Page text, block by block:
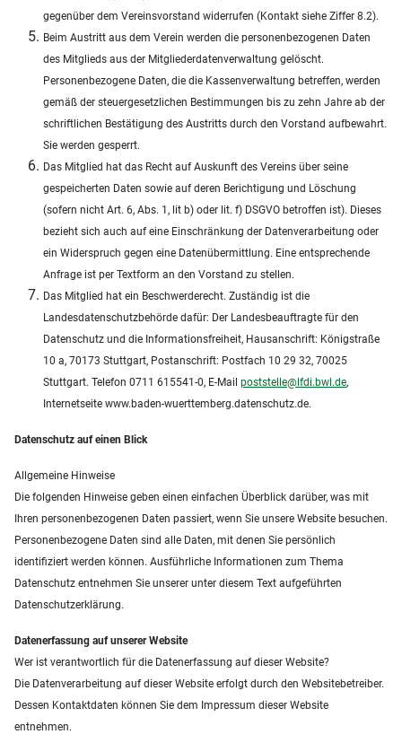
gegenüber dem Vereinsvorstand widerrufen (Kontakt siehe Ziffer 8.2).
Beim Austritt aus dem Verein werden die personenbezogenen Daten
des Mitglieds aus der Mitgliederdatenverwaltung gelöscht.
Personenbezogene Daten, die die Kassenverwaltung betreffen, werden
gemäß der steuergesetzlichen Bestimmungen bis zu zehn Jahre ab der
schriftlichen Bestätigung des Austritts durch den Vorstand aufbewahrt.
Sie werden gesperrt.
Das Mitglied hat das Recht auf Auskunft des Vereins über seine
gespeicherten Daten sowie auf deren Berichtigung und Löschung
(sofern nicht Art. 6, Abs. 1, lit b) oder lit. f) DSGVO betroffen ist). Dieses
bezieht sich auch auf eine Einschränkung der Datenverarbeitung oder
ein Widerspruch gegen eine Datenübermittlung. Eine entsprechende
Anfrage ist per Textform an den Vorstand zu stellen.
Das Mitglied hat ein Beschwerderecht. Zuständig ist die
Landesdatenschutzbehörde dafür: Der Landesbeauftragte für den
Datenschutz und die Informationsfreiheit, Hausanschrift: Königstraße
10 a, 70173 Stuttgart, Postanschrift: Postfach 10 29 32, 70025
Stuttgart. Telefon 0711 615541-0, E-Mail poststelle@lfdi.bwl.de,
Internetseite www.baden-wuerttemberg.datenschutz.de.
Datenschutz auf einen Blick
Allgemeine Hinweise
Die folgenden Hinweise geben einen einfachen Überblick darüber, was mit
Ihren personenbezogenen Daten passiert, wenn Sie unsere Website besuchen.
Personenbezogene Daten sind alle Daten, mit denen Sie persönlich
identifiziert werden können. Ausführliche Informationen zum Thema
Datenschutz entnehmen Sie unserer unter diesem Text aufgeführten
Datenschutzerklärung.
Datenerfassung auf unserer Website
Wer ist verantwortlich für die Datenerfassung auf dieser Website?
Die Datenverarbeitung auf dieser Website erfolgt durch den Websitebetreiber.
Dessen Kontaktdaten können Sie dem Impressum dieser Website
entnehmen.